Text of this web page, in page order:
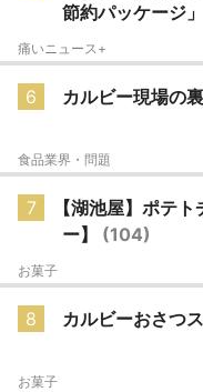
節約パッケージ
痛いニュース+
6 カルビー現場の
食品業界・問題
7
【湖池屋】ポテ
ー】 (104)
お菓子
8 カルビーおさつ
お菓子